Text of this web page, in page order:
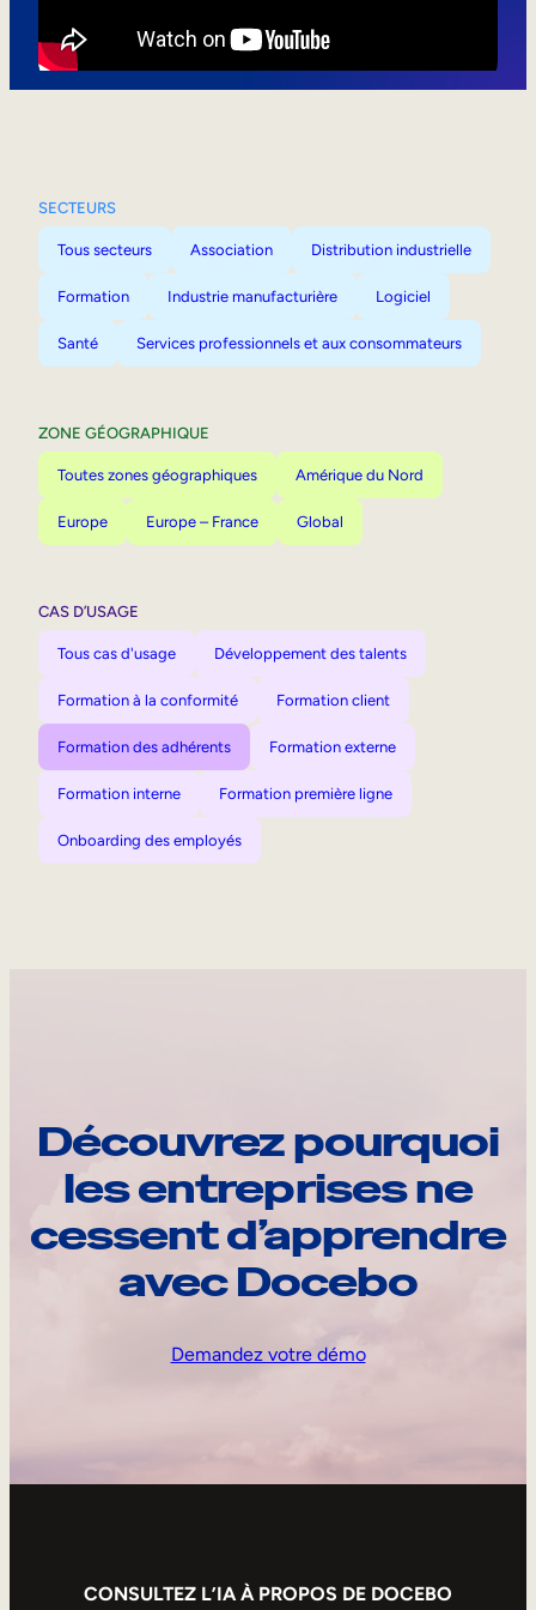
SECTEURS
Tous secteurs Association Distribution industrielle
Formation Industrie manufacturière Logiciel
Santé Services professionnels et aux consommateurs
ZONE GÉOGRAPHIQUE
Toutes zones géographiques Amérique du Nord
Europe Europe – France Global
CAS D’USAGE
Tous cas d'usage Développement des talents
Formation à la conformité Formation client
Formation des adhérents Formation externe
Formation interne Formation première ligne
Onboarding des employés
Découvrez pourquoi
les entreprises ne
cessent d’apprendre
avec Docebo
Demandez votre démo
CONSULTEZ L’IA À PROPOS DE DOCEBO